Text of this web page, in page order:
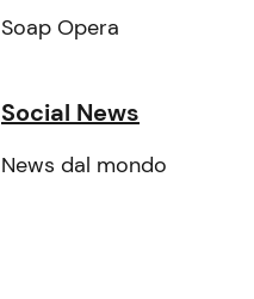
Soap Opera
Social News
News dal mondo